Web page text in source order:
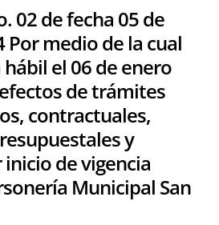
02 de fecha 05 de
Por medio de la cual
el 06 de enero
de trámites
contractuales,
y
de vigencia
Municipal San